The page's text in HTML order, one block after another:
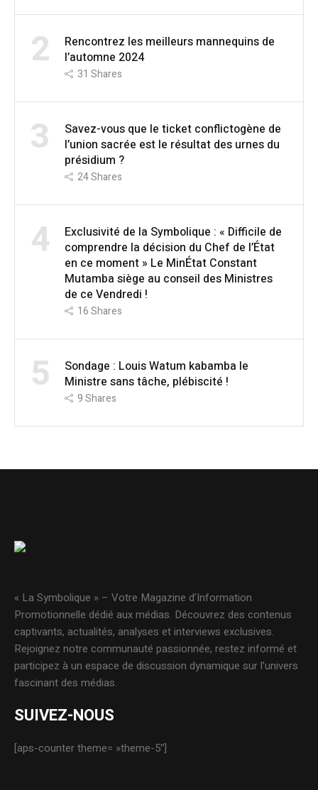
2
Rencontrez les meilleurs mannequins de
l’automne 2024
31 Shares
3
Savez-vous que le ticket conflictogène de
l’union sacrée est le résultat des urnes du
présidium ?
24Shares
4
Exclusivité de la Symbolique : « Difficile de
comprendre la décision du Chef de l’État
en ce moment » Le MinÉtat Constant
Mutamba siège au conseil des Ministres
de ce Vendredi !
16Shares
5
Sondage : Louis Watum kabamba le
Ministre sans tâche, plébiscité !
9Shares
« La Symbolique » – Votre Magazine d’Information
Promotionnelle dédié aux médias. Découvrez des contenus
captivants, actualités, analyses et interviews exclusives.
Rejoignez notre communauté passionnée, restez informé et
participez à un espace de discussion dynamique sur l’univers
fascinant des médias.
SUIVEZ-NOUS
[aps-counter theme= »theme-5″]